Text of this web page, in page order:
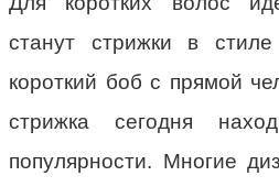
станут стрижки в
короткий боб с прямой
стрижка сегодня
популярности. Многие